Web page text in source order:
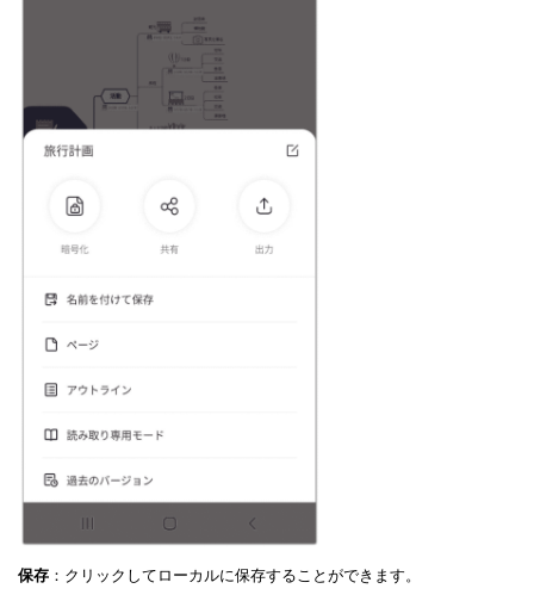
保存 ：クリックしてローカルに保存することができます。